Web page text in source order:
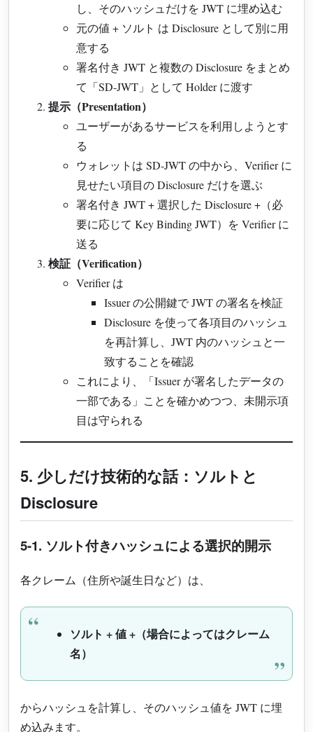
し、そのハッシュだけを JWT に埋め込む
元の値 + ソルト は Disclosure として別に用
意する
署名付き JWT と複数の Disclosure をまとめ
て「SD-JWT」として Holder に渡す
提示（Presentation）
ユーザーがあるサービスを利用しようとす
る
ウォレットは SD-JWT の中から、Verifier に
見せたい項目の Disclosure だけを選ぶ
署名付き JWT + 選択した Disclosure +（必
要に応じて Key Binding JWT）を Verifier に
送る
検証（Verification）
Verifier は
Issuer の公開鍵で JWT の署名を検証
Disclosure を使って各項目のハッシュ
を再計算し、JWT 内のハッシュと一
致することを確認
これにより、「Issuer が署名したデータの
一部である」ことを確かめつつ、未開示項
目は守られる
5. 少しだけ技術的な話：ソルトと
Disclosure
5-1. ソルト付きハッシュによる選択的開示
各クレーム（住所や誕生日など）は、
ソルト + 値 +（場合によってはクレーム
名）
からハッシュを計算し、そのハッシュ値を JWT に埋
め込みます。